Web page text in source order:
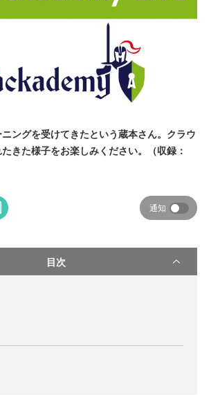
ングを受けてきたという蔵本さん。クラウ
きた様子をお楽しみください。（収録：
通知
目次